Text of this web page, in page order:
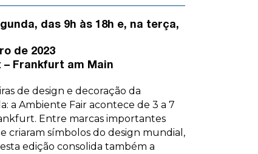
das 9h às 18h e, na terça,
de 2023
Frankfurt am Main
de design e decoração da
a Ambiente Fair acontece de 3 a 7
Entre marcas importantes
criaram símbolos do design mundial,
edição consolida também a